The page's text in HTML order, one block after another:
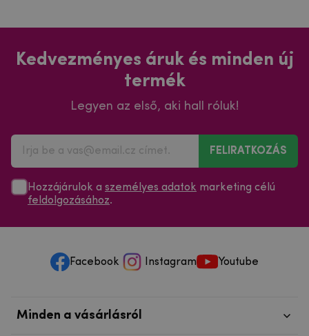
Kedvezményes áruk és minden új
termék
Legyen az első, aki hall róluk!
FELIRATKOZÁS
Hozzájárulok a személyes adatok marketing célú
feldolgozásához.
Facebook Instagram Youtube
Minden a vásárlásról